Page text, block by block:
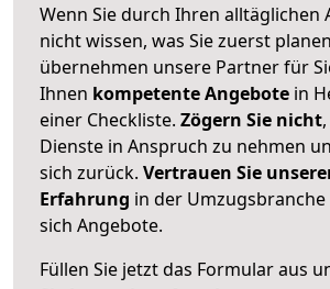
Wenn Sie durch Ihren alltäglichen
nicht wissen, was Sie zuerst
übernehmen unsere Partner für
Ihnen kompetente Angebote in
einer Checkliste. Zögern Sie nicht
Dienste in Anspruch zu nehmen
sich zurück. Vertrauen Sie
Erfahrung in der
sich Angebote.
Füllen Sie jetzt das Formular aus